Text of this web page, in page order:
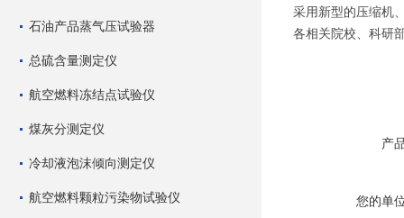
石油产品蒸气压试验器
总硫含量测定仪
航空燃料冻结点试验仪
煤灰分测定仪
冷却液泡沫倾向测定仪
航空燃料颗粒污染物试验仪
采用新型的压缩机
各相关院校、科研
产
您的单